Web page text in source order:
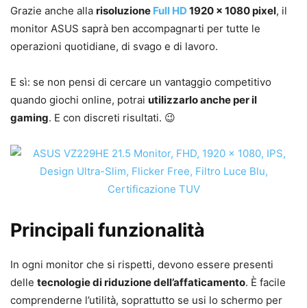
Grazie anche alla risoluzione Full HD 1920 x 1080 pixel, il
monitor ASUS saprà ben accompagnarti per tutte le
operazioni quotidiane, di svago e di lavoro.
E sì: se non pensi di cercare un vantaggio competitivo
quando giochi online, potrai utilizzarlo anche per il
gaming. E con discreti risultati. 😉
Principali funzionalità
In ogni monitor che si rispetti, devono essere presenti
delle tecnologie di riduzione dell’affaticamento. È facile
comprenderne l’utilità, soprattutto se usi lo schermo per